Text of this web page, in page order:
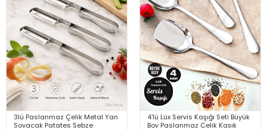
3lü Paslanmaz Çelik Metal Yan
Soyacak Patates Sebze
4'lü Lüx Servis Kaşığı Seti Büyük
Boy Paslanmaz Çelik Kaşık